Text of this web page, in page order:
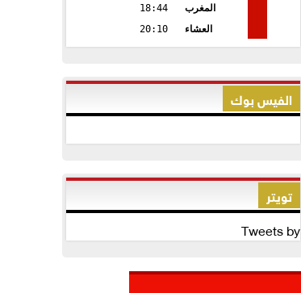
المغرب
18:44
العشاء
20:10
الفيس بوك
تويتر
Tweets by